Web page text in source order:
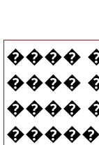
����
����
����